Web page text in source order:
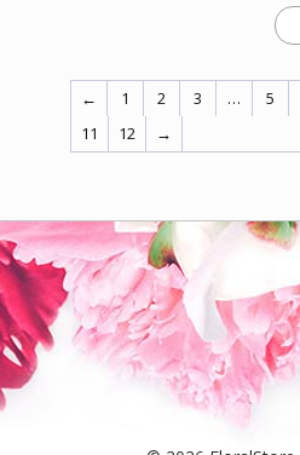
← 1 2 3 … 5
11
12 →